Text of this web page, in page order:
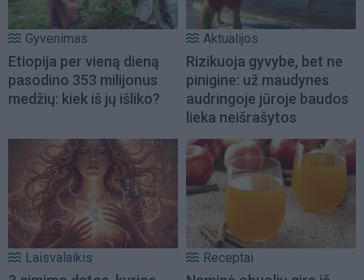
Gyvenimas
Etiopija per vieną dieną
pasodino 353 milijonus
medžių: kiek iš jų išliko?
Aktualijos
Rizikuoja gyvybe, bet ne
pinigine: už maudynes
audringoje jūroje baudos
lieka neišrašytos
Laisvalaikis Receptai